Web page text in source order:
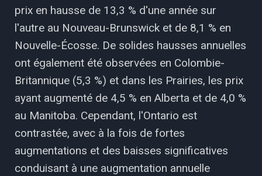
prix en hausse de 13,3 % d'une année sur
l'autre au Nouveau-Brunswick et de 8,1 % en
Nouvelle-Écosse. De solides hausses annuelles
ont également été observées en Colombie-
Britannique (5,3 %) et dans les Prairies, les prix
ayant augmenté de 4,5 % en Alberta et de 4,0 %
au Manitoba. Cependant, l'Ontario est
contrastée, avec à la fois de fortes
augmentations et des baisses significatives
conduisant à une augmentation annuelle